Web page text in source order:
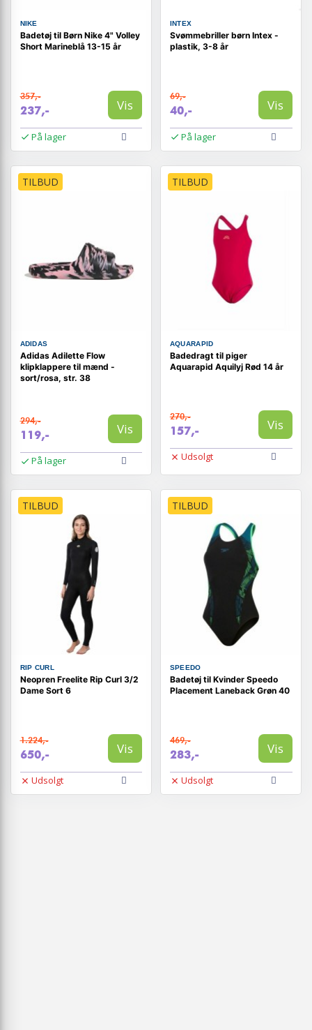
NIKE
Badetøj til Børn Nike 4" Volley
Short Marineblå 13-15 år
357,-
237,- Vis
På lager
INTEX
Svømmebriller børn Intex -
plastik, 3-8 år
69,-
40,- Vis
På lager
TILBUD
ADIDAS
Adidas Adilette Flow
klipklappere til mænd -
sort/rosa, str. 38
294,-
119,- Vis
På lager
TILBUD
AQUARAPID
Badedragt til piger
Aquarapid Aquilyj Rød 14 år
270,-
157,- Vis
Udsolgt
TILBUD
RIP CURL
Neopren Freelite Rip Curl 3/2
Dame Sort 6
1.224,-
650,- Vis
Udsolgt
TILBUD
SPEEDO
Badetøj til Kvinder Speedo
Placement Laneback Grøn 40
469,-
283,- Vis
Udsolgt